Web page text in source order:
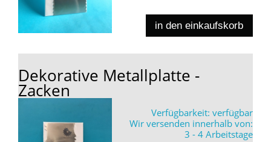
in den einkaufskorb
Dekorative Metallplatte -
Zacken
Verfügbarkeit: verfügbar
Wir versenden innerhalb von:
3 - 4 Arbeitstage